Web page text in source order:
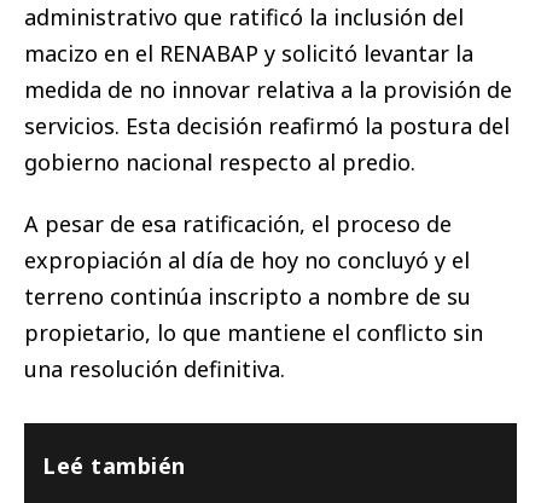
administrativo que ratificó la inclusión del
macizo en el RENABAP y solicitó levantar la
medida de no innovar relativa a la provisión de
servicios. Esta decisión reafirmó la postura del
gobierno nacional respecto al predio.
A pesar de esa ratificación, el proceso de
expropiación al día de hoy no concluyó y el
terreno continúa inscripto a nombre de su
propietario, lo que mantiene el conflicto sin
una resolución definitiva.
Leé también